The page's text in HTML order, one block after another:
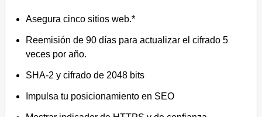
Asegura cinco sitios web.*
Reemisión de 90 días para actualizar el cifrado 5
veces por año.
SHA-2 y cifrado de 2048 bits
Impulsa tu posicionamiento en SEO